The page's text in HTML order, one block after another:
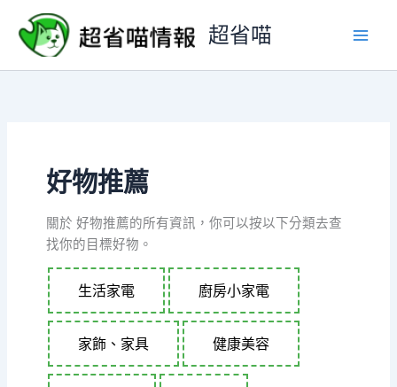
要
超省喵
好物推薦
關於 好物推薦的所有資訊，你可以按以下分類去查
找你的目標好物。
生活家電 廚房小家電
家飾、家具 健康美容